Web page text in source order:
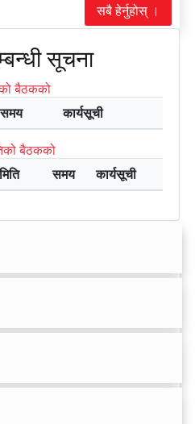
२०८० श्रावण ३० गते
२०८० श्रावण ३० गते
२०८० श्रावण ३० गते
सबै हेर्नुहोस् ।
सूचना
बैठकको
समय कार्यसूची
बैठकको
समय कार्यसूची